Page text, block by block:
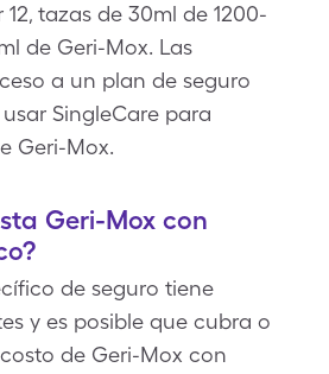
12, tazas de 30ml de 1200-
de Geri-Mox. Las
a un plan de seguro
SingleCare para
Geri-Mox.
Geri-Mox con
de seguro tiene
y es posible que cubra o
de Geri-Mox con